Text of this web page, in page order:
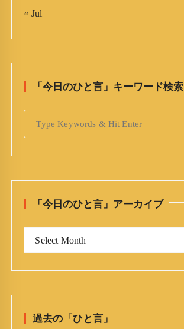
« Jul
「今日のひと言」キーワード検索
「今日のひと言」アーカイブ
ひ
言
Select Month
過去の「ひと言」